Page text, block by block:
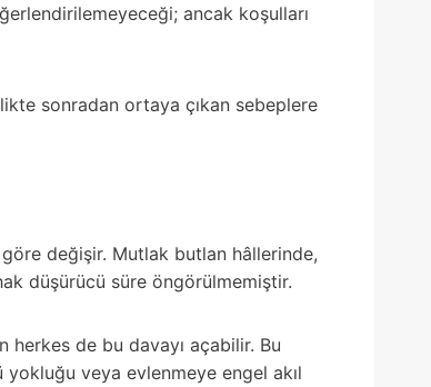
ancak koşulları
sonradan ortaya çıkan sebeplere
değişir. Mutlak butlan hâllerinde,
düşürücü süre öngörülmemiştir.
herkes de bu davayı açabilir. Bu
veya evlenmeye engel akıl